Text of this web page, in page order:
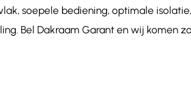
soepele bediening, optimale
Bel Dakraam Garant en wij komen